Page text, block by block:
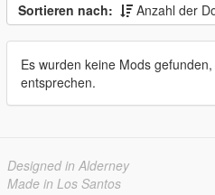
Sortieren nach: Anzahl der
Es wurden keine Mods
entsprechen.
Designed in Alderney
Made in Los Santos